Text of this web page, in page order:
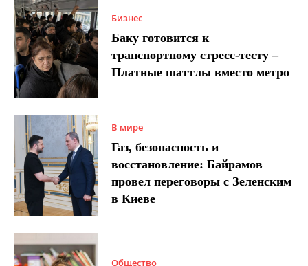
Бизнес
Баку готовится к
транспортному стресс-тесту –
Платные шаттлы вместо метро
В мире
Газ, безопасность и
восстановление: Байрамов
провел переговоры с Зеленским
в Киеве
Общество